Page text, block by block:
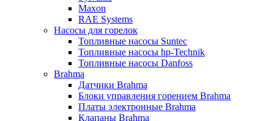
Maxon
RAE Systems
Насосы для горелок
Топливные насосы Suntec
Топливные насосы hp-Technik
Топливные насосы Danfoss
Brahma
Датчики Brahma
Блоки управления горением Brahma
Платы электронные Brahma
Клапаны Brahma